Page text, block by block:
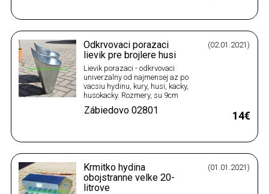
Odkrvovaci porazaci
lievik pre brojlere husi
(02.01.2021)
Lievik porazaci - odkrvovaci
univerzalny od najmensej az po
vacsiu hydinu, kury, husi, kacky,
husokacky. Rozmery, su 9cm
spodny otvor x 30cm vrchny
otvor x 50 cm celkova vyska
ten isty ako sa pouziva na
14€
Zábiedovo 02801
Krmitko hydina
obojstranne velke 20-
litrove
(01.01.2021)